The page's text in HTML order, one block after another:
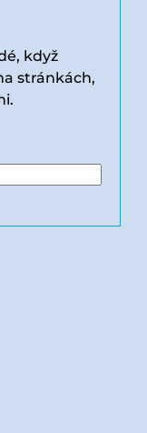
když
stránkách,